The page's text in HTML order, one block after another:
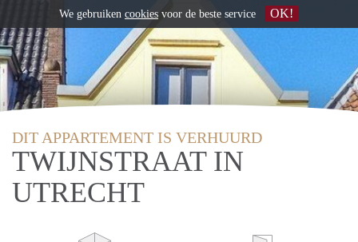
DIT APPARTEMENT IS VERHUURD
TWIJNSTRAAT IN
UTRECHT
We gebruiken cookies voor de beste service OK!